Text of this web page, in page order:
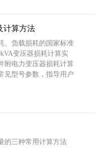
计算方法
、负载损耗的国家标准
变压器损耗计算实
附电力变压器损耗计算
见型号参数，指导用户
的三种常用计算方法